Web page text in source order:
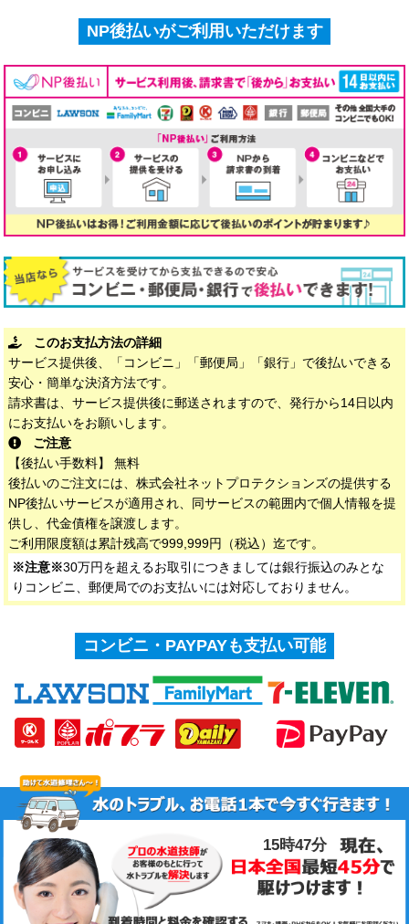
NP後払いがご利用いただけます
このお支払方法の詳細
サービス提供後、「コンビニ」「郵便局」「銀行」で後払いできる
安心・簡単な決済方法です。
請求書は、サービス提供後に郵送されますので、発行から14日以内
にお支払いをお願いします。
ご注意
【後払い手数料】 無料
後払いのご注文には、株式会社ネットプロテクションズの提供する
NP後払いサービスが適用され、同サービスの範囲内で個人情報を提
供し、代金債権を譲渡します。
ご利用限度額は累計残高で999,999円（税込）迄です。
※注意※30万円を超えるお取引につきましては銀行振込のみとな
りコンビニ、郵便局でのお支払いには対応しておりません。
コンビニ・PAYPAYも支払い可能
15時47分